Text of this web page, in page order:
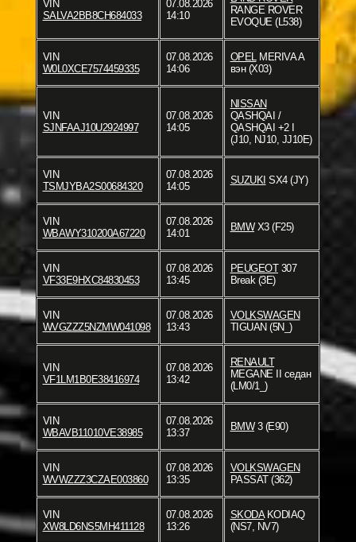
VIN
SALVA2BB8CH684033
07.08.2026
14:10
RANGE ROVER
EVOQUE (L538)
VIN
W0L0XCE7574459335
07.08.2026
14:06
OPEL
MERIVA A
вэн (X03)
VIN
SJNFAAJ10U2924997
07.08.2026
14:05
NISSAN
QASHQAI /
QASHQAI +2 I
(J10, NJ10, JJ10E)
VIN
TSMJYBA2S00684320
07.08.2026
14:05
SUZUKI SX4 (JY)
VIN
WBAWY310200A67220
07.08.2026
14:01
BMWX3 (F25)
VIN
VF33E9HXC84830453
07.08.2026
13:45
PEUGEOT307
Break (3E)
VIN
WVGZZZ5NZMW041098
07.08.2026
13:43
VOLKSWAGEN
TIGUAN (5N_)
VIN
VF1LM1B0E38416974
07.08.2026
13:42
RENAULT
MEGANE II седан
(LM0/1_)
VIN
WBAVB11010VE38985
07.08.2026
13:37
BMW3 (E90)
VIN
WVWZZZ3CZAE003860
07.08.2026
13:35
VOLKSWAGEN
PASSAT (362)
VIN
XW8LD6NS5MH411128
07.08.2026
13:26
SKODAKODIAQ
(NS7, NV7)